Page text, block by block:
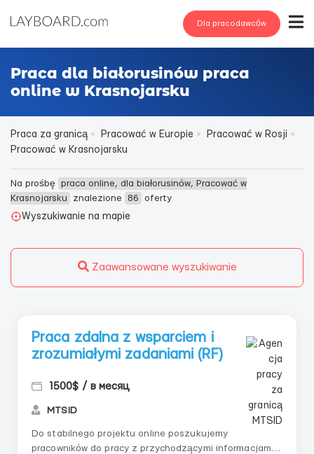
Dla pracodawców
Praca dla białorusinów praca
online w Krasnojarsku
Praca za granicą Pracować w Europie
Pracować w Rosji
Pracować w Krasnojarsku
Na prośbę praca online, dla białorusinów, Pracować w
Krasnojarsku
znalezione 86
oferty
Wyszukiwanie na mapie
Zaawansowane wyszukiwanie
Praca zdalna z wsparciem i
zrozumiałymi zadaniami (RF)
1500$ / в месяц
MTSID
Do stabilnego projektu online poszukujemy
pracowników do pracy z przychodzącymi informacjami.